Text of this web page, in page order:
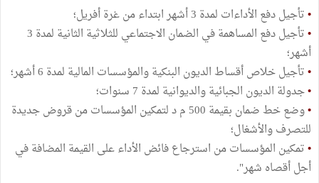
•تأجيل دفع الأداءات لمدة 3 أشهر ابتداء من غرة أفريل؛
•
تأجيل دفع المساهمة في الضمان الاجتماعي للثلاثية الثانية لمدة 3
أشهر؛
•تأجيل خلاص أقساط الديون البنكية والمؤسسات المالية لمدة 6 أشهر؛
•جدولة الديون الجبائية والديوانية لمدة 7 سنوات؛
•
وضع خط ضمان بقيمة 500 م د لتمكين المؤسسات من قروض جديدة
للتصرف والأشغال؛
•تمكين المؤسسات من استرجاع فائض الأداء على القيمة المضافة في
أجل أقصاه شهر".